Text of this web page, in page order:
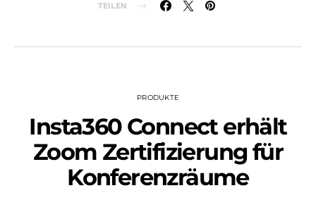
TEILEN
PRODUKTE
Insta360 Connect erhält
Zoom Zertifizierung für
Konferenzräume